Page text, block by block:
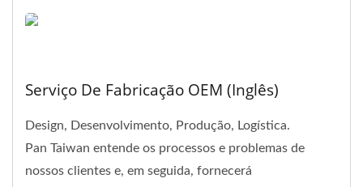
Serviço De Fabricação OEM (Inglês)
Design, Desenvolvimento, Produção, Logística.
Pan Taiwan entende os processos e problemas de
nossos clientes e, em seguida, fornecerá